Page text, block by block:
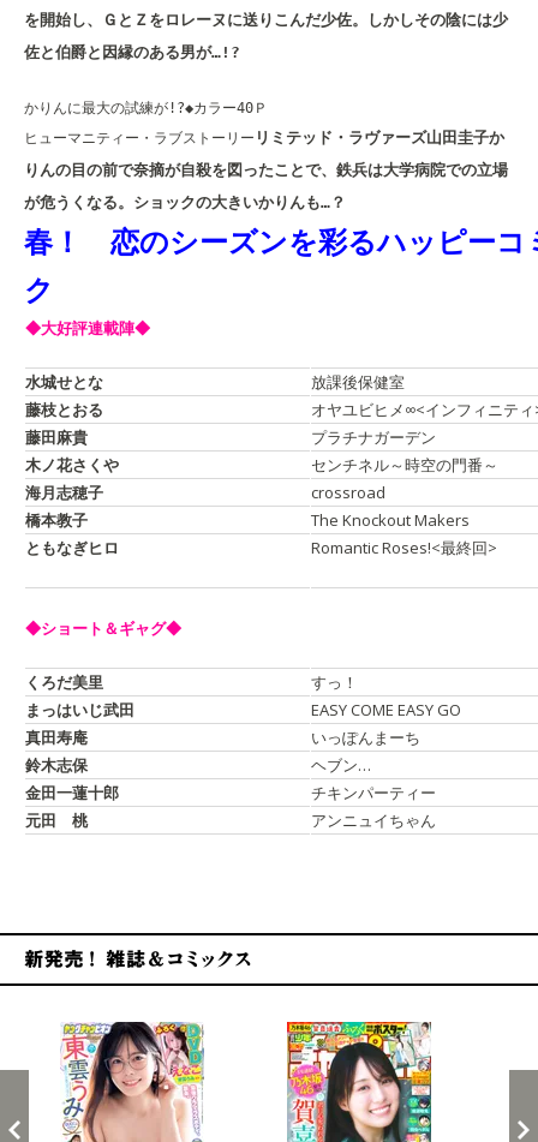
を開始し、ＧとＺをロレーヌに送りこんだ少佐。しかしその陰には少
佐と伯爵と因縁のある男が…!?
かりんに最大の試練が!?◆カラー40Ｐ
ヒューマニティー・ラブストーリー リミテッド・ラヴァーズ山田圭子か
りんの目の前で奈摘が自殺を図ったことで、鉄兵は大学病院での立場
が危うくなる。ショックの大きいかりんも…？
春！ 恋のシーズンを彩るハッピーコ
ク
◆大好評連載陣◆
水城せとな
放課後保健室
藤枝とおる
オヤユビヒメ∞<インフィニテ
藤田麻貴
プラチナガーデン
木ノ花さくや
センチネル～時空の門番～
海月志穂子
crossroad
橋本教子
The Knockout Makers
ともなぎヒロ
Romantic Roses!<最終回>
◆ショート＆ギャグ◆
くろだ美里
すっ！
まっはいじ武田
EASY COME EASY GO
真田寿庵
いっぽんまーち
鈴木志保
ヘブン…
金田一蓮十郎
チキンパーティー
元田 桃
アンニュイちゃん